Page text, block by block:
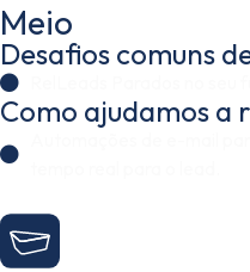
Meio
Desafios comuns
Como ajudamos a